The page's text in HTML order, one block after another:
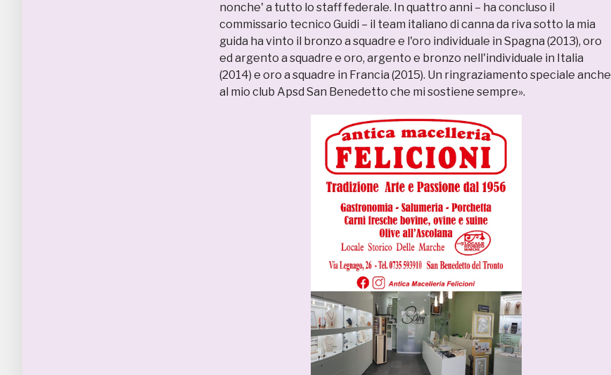
nonche' a tutto lo staff federale. In quattro anni – ha concluso il
commissario tecnico Guidi – il team italiano di canna da riva sotto la mia
guida ha vinto il bronzo a squadre e l'oro individuale in Spagna (2013), oro
ed argento a squadre e oro, argento e bronzo nell'individuale in Italia
(2014) e oro a squadre in Francia (2015). Un ringraziamento speciale anche
al mio club Apsd San Benedetto che mi sostiene sempre».